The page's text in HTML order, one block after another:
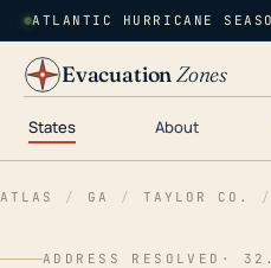
ATLANTIC HURRICANE
EvacuationZones
States About
ATLAS / GA / TAYLOR CO. /
ADDRESS RESOLVED ·